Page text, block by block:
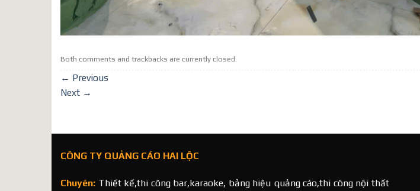
Both comments and trackbacks are currently closed.
← Previous
Next →
CÔNG TY QUẢNG CÁO HAI LỘC
Chuyên: Thiết kế,thi công bar,karaoke, bảng hiệu quảng cáo,thi công nội thất